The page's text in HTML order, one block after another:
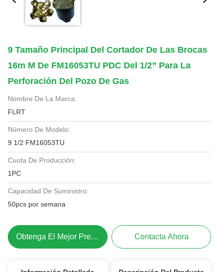
9 Tamaño Principal Del Cortador De Las Brocas
16m M De FM16053TU PDC Del 1/2” Para La
Perforación Del Pozo De Gas
Nombre De La Marca:
FLRT
Número De Modelo:
9 1/2 FM16053TU
Cuota De Producción:
1PC
Capacidad De Suministro:
50pcs por semana
Obtenga El Mejor Precio Contacta Ahora